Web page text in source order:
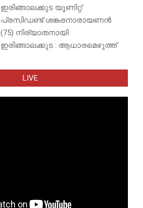
ഇരിങ്ങാലക്കുട യൂണിറ്റ്
പ്രസിഡണ്ട് ശങ്കരനാരായണൻ
(75) നിര്യാതനായി
ഇരിങ്ങാലക്കുട : ആധാരമെഴുത്ത്
LIVE